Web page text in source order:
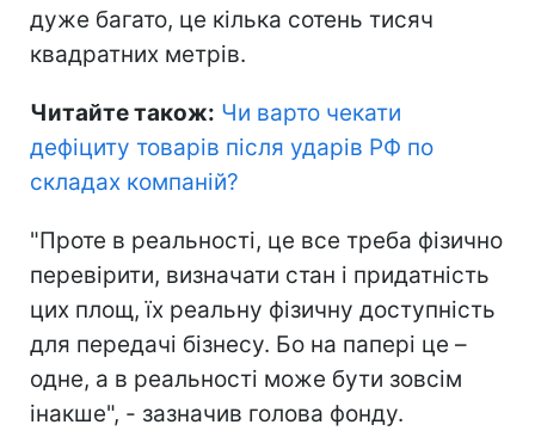
дуже багато, це кілька сотень тисяч
квадратних метрів.
Читайте також: Чи варто чекати
дефіциту товарів після ударів РФ по
складах компаній?
"Проте в реальності, це все треба фізично
перевірити, визначати стан і придатність
цих площ, їх реальну фізичну доступність
для передачі бізнесу. Бо на папері це –
одне, а в реальності може бути зовсім
інакше", - зазначив голова фонду.